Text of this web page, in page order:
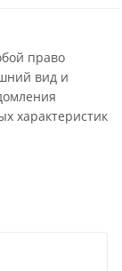
право
вид и
характеристик